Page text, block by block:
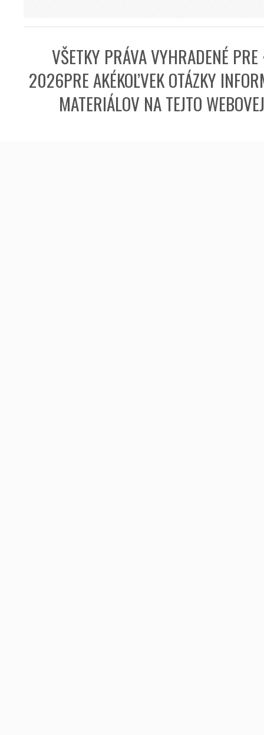
VŠETKY PRÁVA VYHRADENÉ
2026PRE AKÉKOĽVEK OTÁZKY
MATERIÁLOV NA TEJTO